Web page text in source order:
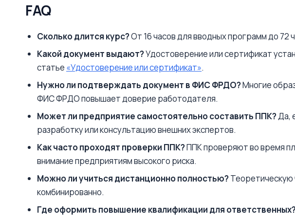
FAQ
Сколько длится курс?От 16 часов для вводных программ до 72
Какой документ выдают?Удостоверение или сертификат
статье «Удостоверение или сертификат».
Нужно ли подтверждать документ в ФИС ФРДО?Многие
ФИС ФРДО повышает доверие работодателя.
Может ли предприятие самостоятельно составить ППК?Да,
разработку или консультацию внешних экспертов.
Как часто проходят проверки ППК?ППК проверяют во время
внимание предприятиям высокого риска.
Можно ли учиться дистанционно полностью?Теоретическую
комбинированно.
Где оформить повышение квалификации для